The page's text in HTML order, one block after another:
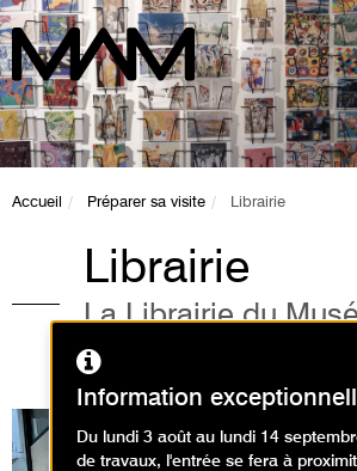
Accueil Préparer sa visite Librairie
Librairie
La Librairie du
Moderne
Information
Du lundi 3 août au lundi 14
de travaux, l'entrée se fera à